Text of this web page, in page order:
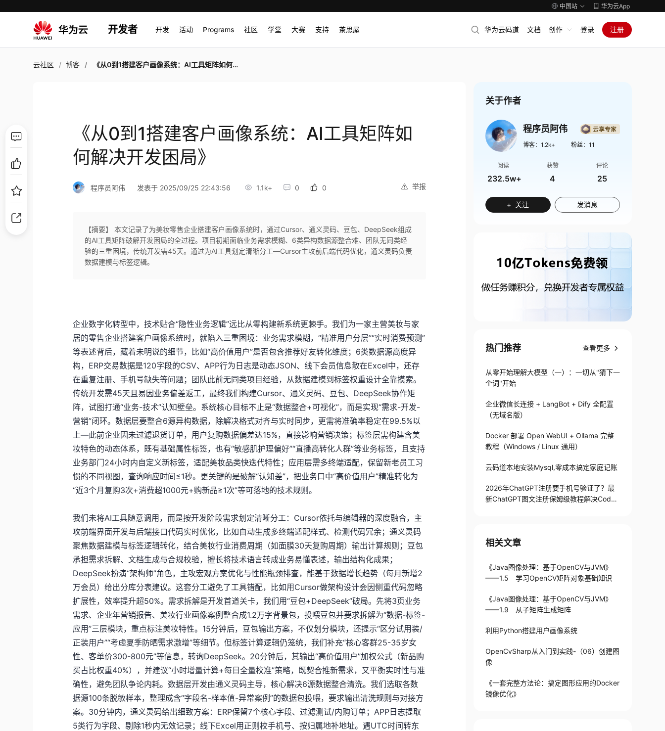
中国站 华为云App
开发者 开发 活动 Programs 社区 学堂 大赛 支持 茶思屋 华为云码道 文档 创作 登录 注册
云社区 博客 《从0到1搭建客户画像系统：AI工具矩阵如何解决开发困局》
《从0到1搭建客户画像系统：AI工具矩阵如
何解决开发困局》
举报
程序员阿伟 发表于 2025/09/25 22:43:56 1.1k+ 0 0
【摘要】 本文记录了为美妆零售企业搭建客户画像系统时，通过Cursor、通义灵码、豆包、DeepSeek组成
的AI工具矩阵破解开发困局的全过程。项目初期面临业务需求模糊、6类异构数据源整合难、团队无同类经
验的三重困境，传统开发需45天。通过为AI工具划定清晰分工—Cursor主攻前后端代码优化，通义灵码负责
数据建模与标签逻辑。
企业数字化转型中，技术贴合“隐性业务逻辑”远比从零构建新系统更棘手。我们为一家主营美妆与家
居的零售企业搭建客户画像系统时，就陷入三重困境：业务需求模糊，“精准用户分层”“实时消费预测”
等表述背后，藏着未明说的细节，比如“高价值用户”是否包含推荐好友转化维度；6类数据源高度异
构，ERP交易数据是120字段的CSV、APP行为日志是动态JSON、线下会员信息散在Excel中，还存
在重复注册、手机号缺失等问题；团队此前无同类项目经验，从数据建模到标签权重设计全靠摸索。
传统开发需45天且易因业务偏差返工，最终我们构建Cursor、通义灵码、豆包、DeepSeek协作矩
阵，试图打通“业务-技术”认知壁垒。系统核心目标不止是“数据整合+可视化”，而是实现“需求-开发-
营销”闭环。数据层要整合6源异构数据，除解决格式对齐与实时同步，更需将准确率稳定在99.5%以
上—此前企业因未过滤退货订单，用户复购数据偏差达15%，直接影响营销决策；标签层需构建含美
妆特色的动态体系，既有基础属性标签，也有“敏感肌护理偏好”“直播高转化人群”等业务标签，且支持
业务部门24小时内自定义新标签，适配美妆品类快迭代特性；应用层需多终端适配，保留新老员工习
惯的不同视图，查询响应时间≤1秒。更关键的是破解“认知差”，把业务口中“高价值用户”精准转化为
“近3个月复购3次+消费超1000元+购新品≥1次”等可落地的技术规则。
我们未将AI工具随意调用，而是按开发阶段需求划定清晰分工：Cursor依托与编辑器的深度融合，主
攻前端界面开发与后端接口代码实时优化，比如自动生成多终端适配样式、检测代码冗余；通义灵码
聚焦数据建模与标签逻辑转化，结合美妆行业消费周期（如面膜30天复购周期）输出计算规则；豆包
承担需求拆解、文档生成与合规校验，擅长将技术语言转成业务易懂表述，输出结构化成果；
DeepSeek扮演“架构师”角色，主攻宏观方案优化与性能瓶颈排查，能基于数据增长趋势（每月新增2
万会员）给出分库分表建议。这套分工避免了工具错配，比如用Cursor做架构设计会因侧重代码忽略
扩展性，效率提升超50%。需求拆解是开发首道关卡，我们用“豆包+DeepSeek”破局。先将3页业务
需求、企业年营销报告、美妆行业画像案例整合成1.2万字背景包，投喂豆包并要求拆解为“数据-标签-
应用”三层模块，重点标注美妆特性。15分钟后，豆包输出方案，不仅划分模块，还提示“区分试用装/
正装用户”“考虑夏季防晒需求激增”等细节。但标签计算逻辑仍笼统，我们补充“核心客群25-35岁女
性、客单价300-800元”等信息，转询DeepSeek。20分钟后，其输出“高价值用户”加权公式（新品购
买占比权重40%），并建议“小时增量计算+每日全量校准”策略，既契合推新需求，又平衡实时性与准
确性，避免团队争论内耗。数据层开发由通义灵码主导，核心解决6源数据整合清洗。我们选取各数
据源100条脱敏样本，整理成含“字段名-样本值-异常案例”的数据包投喂，要求输出清洗规则与对接方
案。30分钟内，通义灵码给出细致方案：ERP保留7个核心字段、过滤测试/内购订单；APP日志提取
5类行为字段、剔除1秒内无效记录；线下Excel用正则校手机号、按归属地补地址。遇UTC时间转东
关于作者
程序员阿伟
博客： 1.2k+ 粉丝： 11
阅读
232.5w+
获赞
4
评论
25
+ 关注 发消息
热门推荐 查看更多
从零开始理解大模型（一）：一切从"猜下一
个词"开始
企业微信长连接 + LangBot + Dify 全配置
（无域名版）
Docker 部署 Open WebUI + Ollama 完整
教程（Windows / Linux 通用）
云码道本地安装Mysql,零成本搞定家庭记账
2026年ChatGPT注册要手机号验证了？最
新ChatGPT图文注册保姆级教程解决Codex
相关文章
《Java图像处理：基于OpenCV与JVM》
——1.5 学习OpenCV矩阵对象基础知识
《Java图像处理：基于OpenCV与JVM》
——1.9 从子矩阵生成矩阵
利用Python搭建用户画像系统
OpenCvSharp从入门到实践-（06）创建图
像
《一套完整方法论：搞定图形应用的Docker
镜像优化》